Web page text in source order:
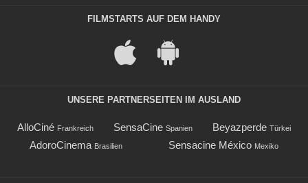
FILMSTARTS AUF DEM HANDY
UNSERE PARTNERSEITEN IM AUSLAND
AlloCiné Frankreich SensaCine Spanien Beyazperde Türkei
AdoroCinema Brasilien Sensacine México Mexiko